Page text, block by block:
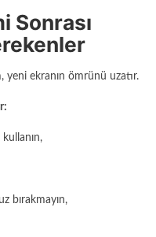
Sonrası
yeni ekranın ömrünü uzatır.
bırakmayın,